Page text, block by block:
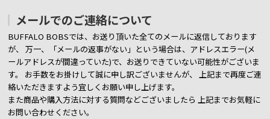
メールでのご連絡について
BUFFALO BOBSでは、お送り頂いた全てのメールに返信しております
が、 万一、「メールの返事がない」という場合は、アドレスエラー(メ
ールアドレスが間違っていた)で、お送りできていない可能性がございま
す。 お手数をお掛けして誠に申し訳ございませんが、 上記まで再度ご連
絡いただきますよう宜しくお願い申し上げます。
また商品や購入方法に対する質問などございましたら上記までお気軽に
お問い合わせください。